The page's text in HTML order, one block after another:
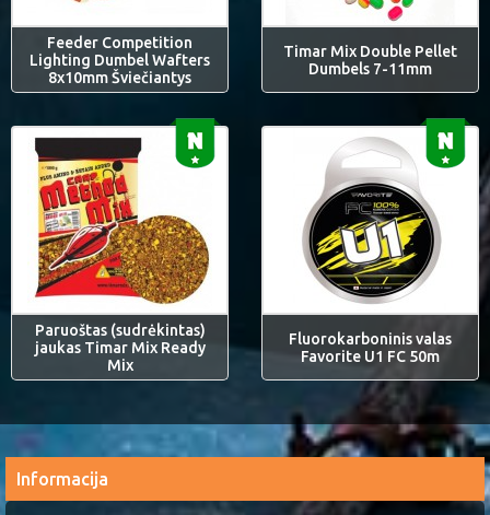
Feeder Competition
Lighting Dumbel Wafters
8x10mm Šviečiantys
Timar Mix Double Pellet
Dumbels 7-11mm
Paruoštas (sudrėkintas)
jaukas Timar Mix Ready
Mix
Fluorokarboninis valas
Favorite U1 FC 50m
Informacija